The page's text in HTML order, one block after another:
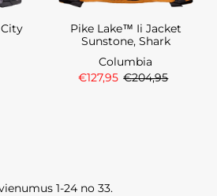
Pike Lake™ Ii Jacket
Sunstone, Shark
Columbia
€127,95 €204,95
1-24 no 33.